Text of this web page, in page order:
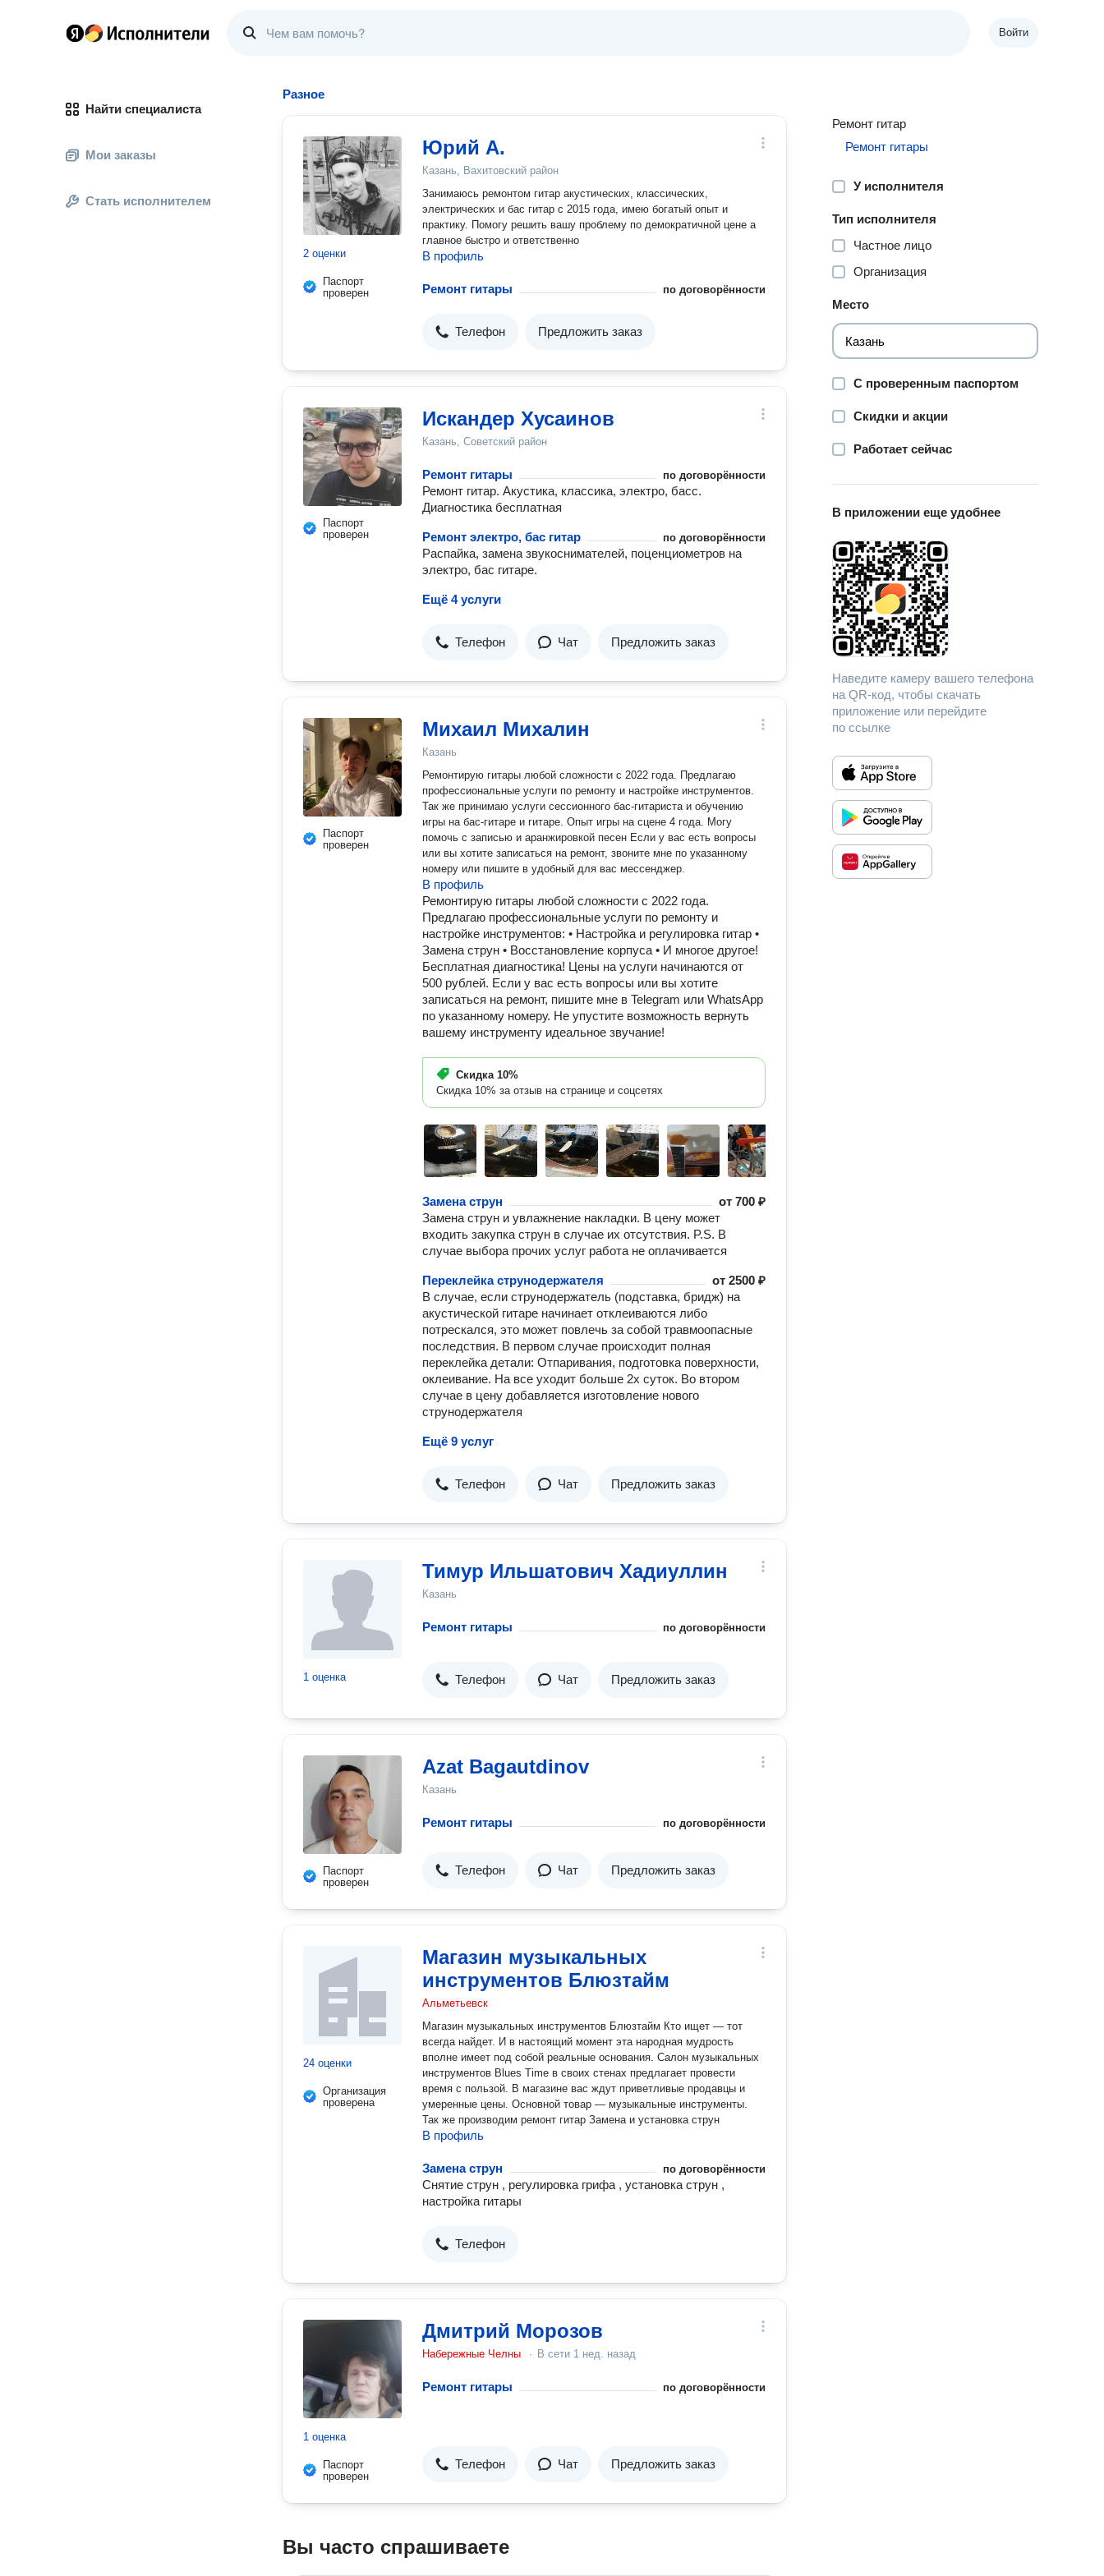
Войти
Найти специалиста
Мои заказы
Стать исполнителем
Разное
2 оценки
Паспорт
проверен
Юрий А.
Казань, Вахитовский район
Занимаюсь ремонтом гитар акустических, классических,
электрических и бас гитар с 2015 года, имею богатый опыт и
практику. Помогу решить вашу проблему по демократичной цене а
главное быстро и ответственно
В профиль
Ремонт гитары по договорённости
Телефон Предложить заказ
Паспорт
проверен
Искандер Хусаинов
Казань, Советский район
Ремонт гитары по договорённости
Ремонт гитар. Акустика, классика, электро, басс.
Диагностика бесплатная
Ремонт электро, бас гитар по договорённости
Распайка, замена звукоснимателей, поценциометров на
электро, бас гитаре.
Ещё 4 услуги
Телефон Чат Предложить заказ
Паспорт
проверен
Михаил Михалин
Казань
Ремонтирую гитары любой сложности с 2022 года. Предлагаю
профессиональные услуги по ремонту и настройке инструментов.
Так же принимаю услуги сессионного бас-гитариста и обучению
игры на бас-гитаре и гитаре. Опыт игры на сцене 4 года. Могу
помочь с записью и аранжировкой песен Если у вас есть вопросы
или вы хотите записаться на ремонт, звоните мне по указанному
номеру или пишите в удобный для вас мессенджер.
В профиль
Ремонтирую гитары любой сложности с 2022 года.
Предлагаю профессиональные услуги по ремонту и
настройке инструментов: • Настройка и регулировка гитар •
Замена струн • Восстановление корпуса • И многое другое!
Бесплатная диагностика! Цены на услуги начинаются от
500 рублей. Если у вас есть вопросы или вы хотите
записаться на ремонт, пишите мне в Telegram или WhatsApp
по указанному номеру. Не упустите возможность вернуть
вашему инструменту идеальное звучание!
Скидка 10%
Скидка 10% за отзыв на странице и соцсетях
Замена струн от700 ₽
Замена струн и увлажнение накладки. В цену может
входить закупка струн в случае их отсутствия. P.S. В
случае выбора прочих услуг работа не оплачивается
Переклейка струнодержателя от2500 ₽
В случае, если струнодержатель (подставка, бридж) на
акустической гитаре начинает отклеиваются либо
потрескался, это может повлечь за собой травмоопасные
последствия. В первом случае происходит полная
переклейка детали: Отпаривания, подготовка поверхности,
оклеивание. На все уходит больше 2х суток. Во втором
случае в цену добавляется изготовление нового
струнодержателя
Ещё 9 услуг
Телефон Чат Предложить заказ
1 оценка
Тимур Ильшатович Хадиуллин
Казань
Ремонт гитары по договорённости
Телефон Чат Предложить заказ
Паспорт
проверен
Azat Bagautdinov
Казань
Ремонт гитары по договорённости
Телефон Чат Предложить заказ
24 оценки
Организация
проверена
Магазин музыкальных
инструментов Блюзтайм
Альметьевск
Магазин музыкальных инструментов Блюзтайм Кто ищет — тот
всегда найдет. И в настоящий момент эта народная мудрость
вполне имеет под собой реальные основания. Салон музыкальных
инструментов Blues Time в своих стенах предлагает провести
время с пользой. В магазине вас ждут приветливые продавцы и
умеренные цены. Основной товар — музыкальные инструменты.
Так же производим ремонт гитар Замена и установка струн
В профиль
Замена струн по договорённости
Снятие струн , регулировка грифа , установка струн ,
настройка гитары
Телефон
1 оценка
Паспорт
проверен
Дмитрий Морозов
Набережные Челны · В сети 1 нед. назад
Ремонт гитары по договорённости
Телефон Чат Предложить заказ
Вы часто спрашиваете
Ремонт гитар
Ремонт гитары
У исполнителя
Тип исполнителя
Частное лицо
Организация
Место
С проверенным паспортом
Скидки и акции
Работает сейчас
В приложении еще удобнее
Наведите камеру вашего телефона
на QR-код, чтобы скачать
приложение или перейдите
по ссылке